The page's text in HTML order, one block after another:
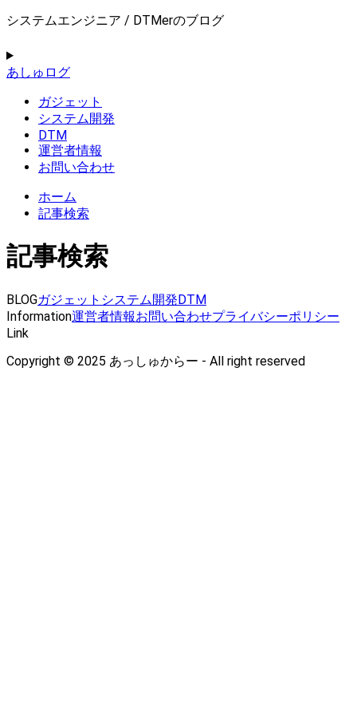
システムエンジニア / DTMerのブログ
あしゅログ
ガジェット
システム開発
DTM
運営者情報
お問い合わせ
ホーム
記事検索
記事検索
BLOGガジェット システム開発DTM
Information運営者情報お問い合わせプライバシーポリシー
Link
Copyright © 2025 あっしゅからー - All right reserved